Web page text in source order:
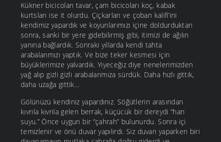
Kükner bicicoları tavar, çam bicicoları koç, kabak
kurtsları ise it olurdu. Çiçkarları ve çoban kalifi’ini
kendimiz yapardık ve koyunlarımızı içine doldurduktan
sonra, sanki bir yere gidebilirmiş gibi, itimizi de ağılın
yanına bağlardık. Sonraki yıllarda kendi tahta
arabalarımızı yaptık. Ve bize teker kesmesi için
büyüklerimize yalvardık. Yiyeceğiz diye nenelerimizden
yağ alıp gizli gizli arabalarımıza sürdük. Daha hızlı gittik,
daha uzağa gittik…
Gölünüzü kendiniz yapardınız. Söğütlerin arasından
kıvrıla kıvrıla gelen berrak, küçücük bir dereydi “han
suyu.” Önce uygun bir “çahrah” bulunurdu. Sonra içi
temizlenir ve önü duvar yapılırdı. Siz duvarı yaparken biri